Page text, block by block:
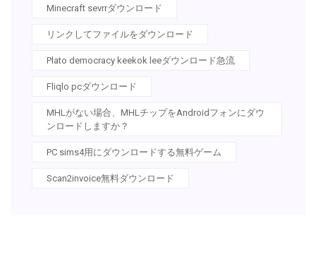
Minecraft sevrrダウンロード
リンクしてファイルをダウンロード
Plato democracy keekok leeダウンロード急流
Fliqlo pcダウンロード
MHLがない場合、MHLチップをAndroidフォンにダウ
ンロードしますか？
PC sims4用にダウンロードする無料ゲーム
Scan2invoice無料ダウンロード